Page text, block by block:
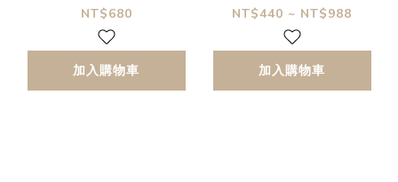
NT$680
加入購物車
盤
NT$440 ~ NT$988
加入購物車